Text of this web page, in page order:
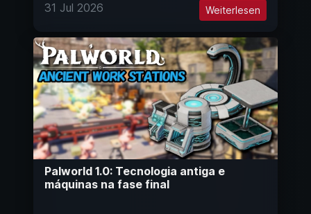
31 Jul 2026 Weiterlesen
Palworld 1.0: Tecnologia antiga e
máquinas na fase final